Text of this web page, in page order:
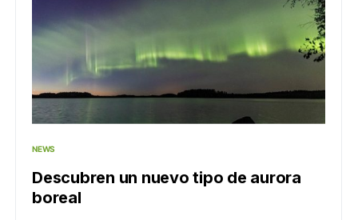
NEWS
Descubren un nuevo tipo de aurora
boreal